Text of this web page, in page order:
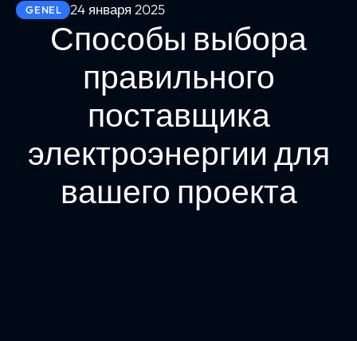
GENEL 24 января 2025
Способы выбора
правильного
поставщика
электроэнергии для
вашего проекта